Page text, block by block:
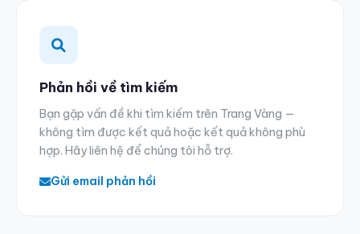
Phản hồi về tìm kiếm
Bạn gặp vấn đề khi tìm kiếm trên Trang Vàng —
không tìm được kết quả hoặc kết quả không phù
hợp. Hãy liên hệ để chúng tôi hỗ trợ.
Gửi email phản hồi